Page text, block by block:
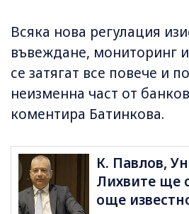
Всяка нова регулация
въвеждане, мониторинг
се затягат все повече и
неизменна част от
коментира Батинкова.
К. Павлов,
Лихвите ще
още